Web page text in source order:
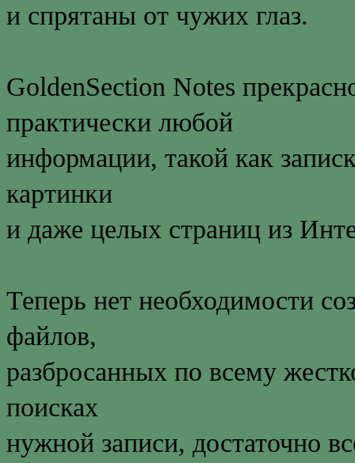
и спрятаны от чужих глаз.
GoldenSection Notes
практически любой
информации, такой как
картинки
и даже целых страниц из
Теперь нет необходимости
файлов,
разбросанных по всему
поисках
нужной записи, достаточно